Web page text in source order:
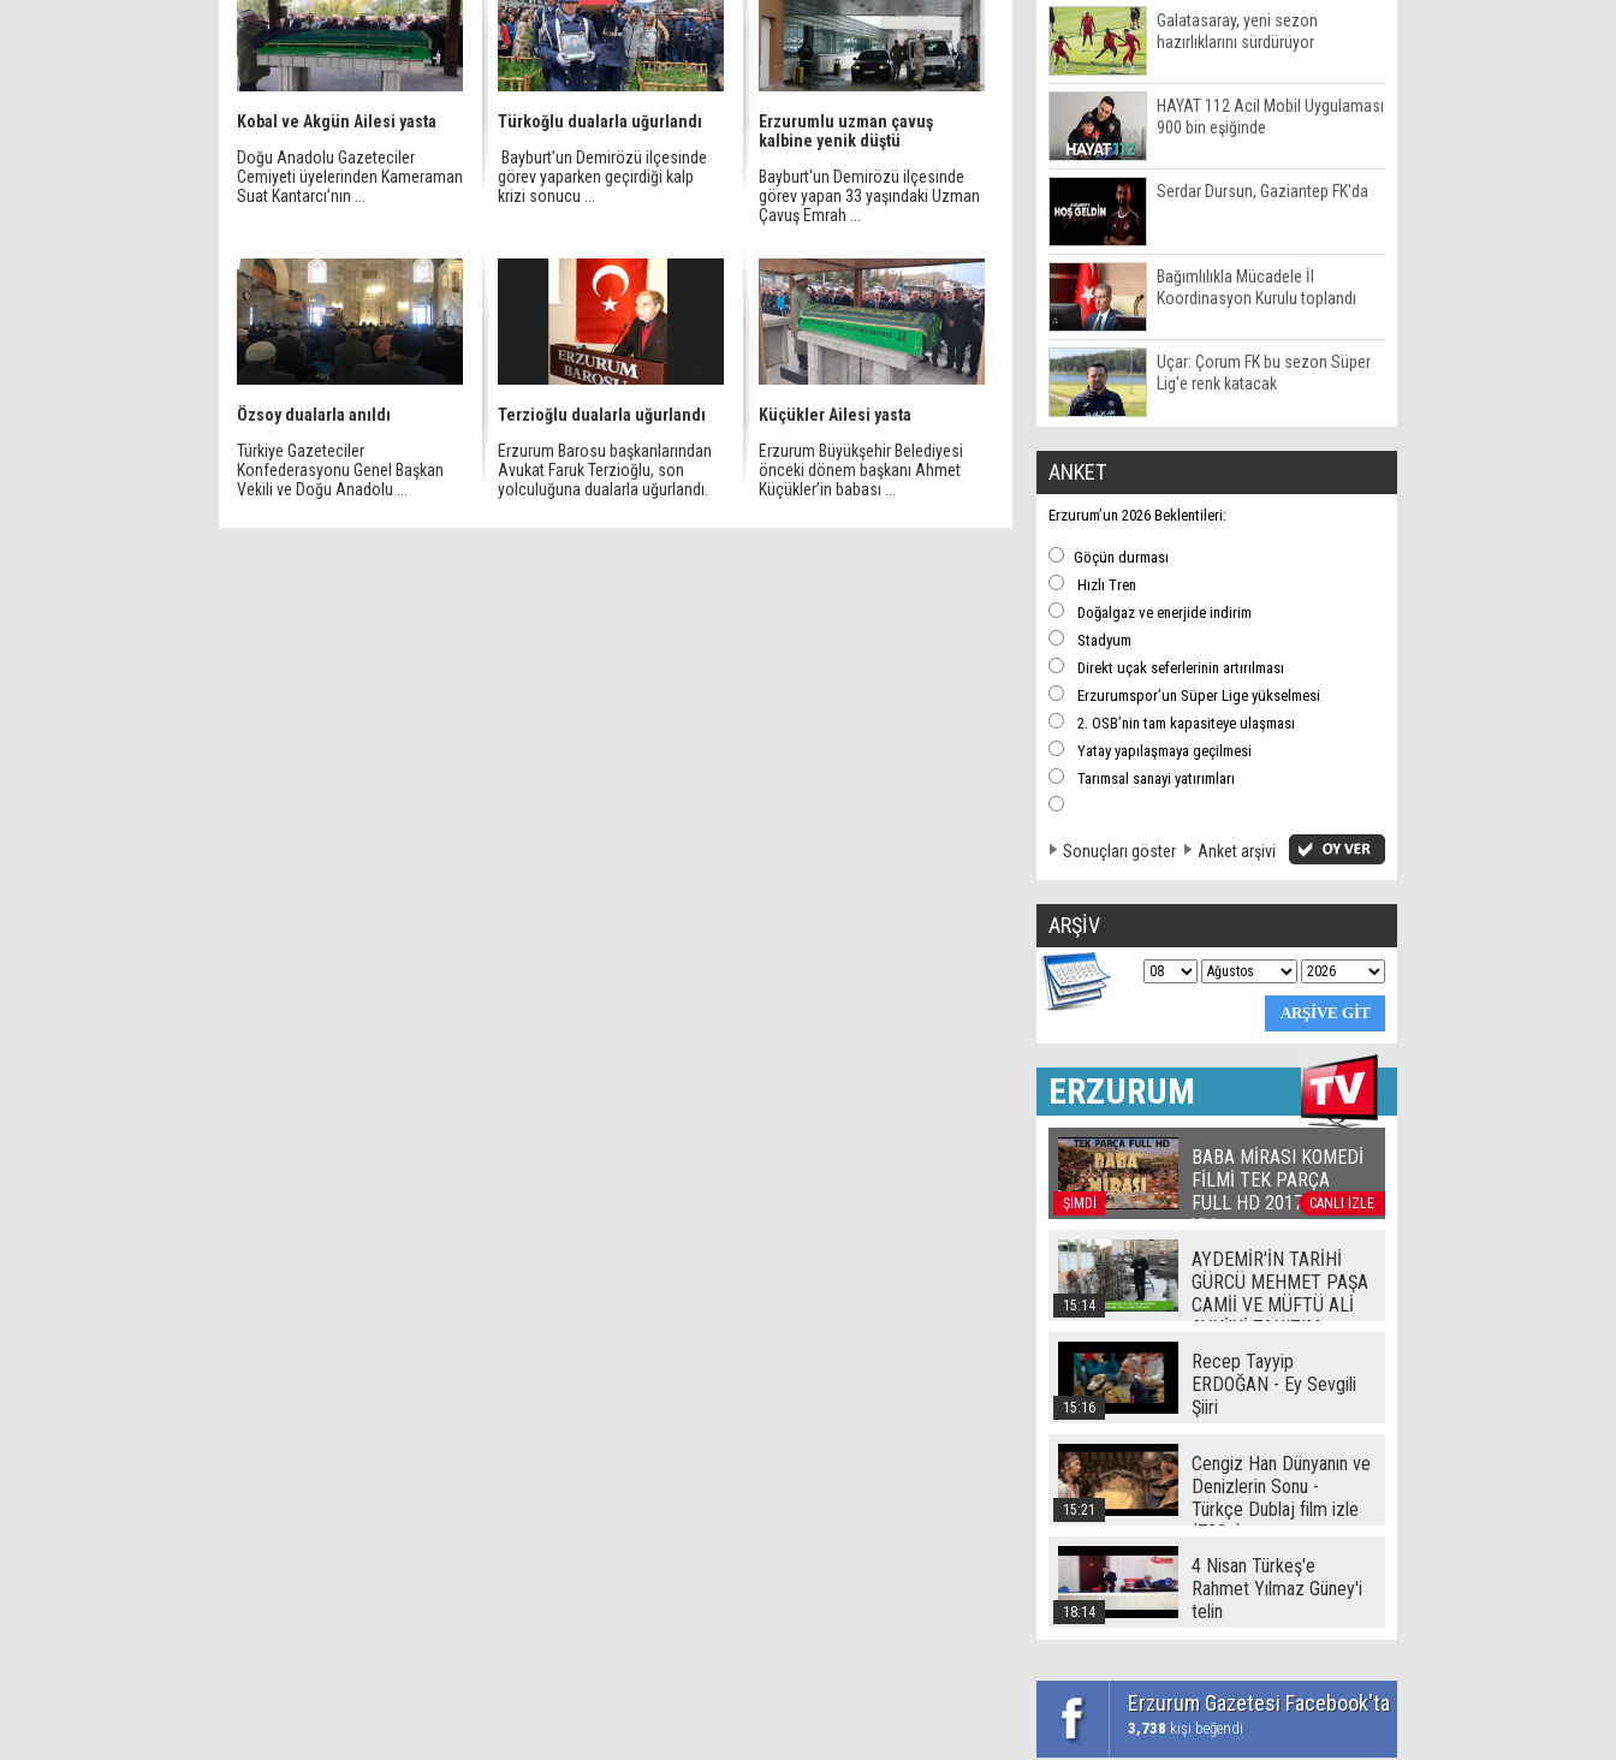
Kobal ve Akgün Ailesi yasta
Doğu Anadolu Gazeteciler
Cemiyeti üyelerinden Kameraman
Suat Kantarcı’nın ...
Türkoğlu dualarla uğurlandı
Bayburt’un Demirözü ilçesinde
görev yaparken geçirdiği kalp
krizi sonucu ...
Erzurumlu uzman çavuş
kalbine yenik düştü
Bayburt'un Demirözü ilçesinde
görev yapan 33 yaşındaki Uzman
Çavuş Emrah ...
Özsoy dualarla anıldı
Türkiye Gazeteciler
Konfederasyonu Genel Başkan
Vekili ve Doğu Anadolu ...
Terzioğlu dualarla uğurlandı
Erzurum Barosu başkanlarından
Avukat Faruk Terzioğlu, son
yolculuğuna dualarla uğurlandı.
Küçükler Ailesi yasta
Erzurum Büyükşehir Belediyesi
önceki dönem başkanı Ahmet
Küçükler’in babası ...
Galatasaray, yeni sezon
hazırlıklarını sürdürüyor
HAYAT 112 Acil Mobil Uygulaması
900 bin eşiğinde
Serdar Dursun, Gaziantep FK'da
Bağımlılıkla Mücadele İl
Koordinasyon Kurulu toplandı
Uçar: Çorum FK bu sezon Süper
Lig'e renk katacak
ANKET
Erzurum’un 2026 Beklentileri:
Göçün durması
Hızlı Tren
Doğalgaz ve enerjide indirim
Stadyum
Direkt uçak seferlerinin artırılması
Erzurumspor’un Süper Lige yükselmesi
2. OSB’nin tam kapasiteye ulaşması
Yatay yapılaşmaya geçilmesi
Tarımsal sanayi yatırımları
Sonuçları göster Anket arşivi
ARŞİV
ERZURUM
ŞİMDİ CANLI İZLE
BABA MİRASI KOMEDİ
FİLMİ TEK PARÇA
FULL HD 2017 | Official
Video
15:14
AYDEMİR'İN TARİHİ
GÜRCÜ MEHMET PAŞA
CAMİİ VE MÜFTÜ ALİ
AVNİ'Yİ TANITIM
15:16
Recep Tayyip
ERDOĞAN - Ey Sevgili
Şiiri
15:21
Cengiz Han Dünyanın ve
Denizlerin Sonu -
Türkçe Dublaj film izle
(720p)
18:14
4 Nisan Türkeş'e
Rahmet Yılmaz Güney'i
telin
Erzurum Gazetesi Facebook'ta
3,738 kişi beğendi